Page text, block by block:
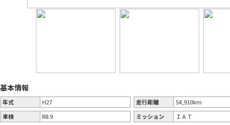
基本情報
年式 H27 走行距離
54,910km
車検
R8.9 ミッション
ＩＡＴ